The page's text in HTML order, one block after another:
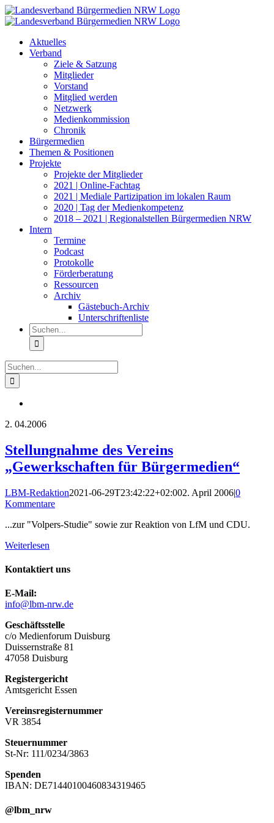
Zum
Inhalt
Aktuelles
Verband
Ziele & Satzung
Mitglieder
Vorstand
Mitglied werden
Netzwerk
Medienkommission
Chronik
Bürgermedien
Themen & Positionen
Projekte
Projekte der Mitglieder
2021 | Online-Fachtag
2021 | Mediale Partizipation im lokalen Raum
2020 | Tag der Medienkompetenz
2018 – 2021 | Regionalstellen Bürgermedien NRW
Intern
Termine
Podcast
Protokolle
Förderberatung
Ressourcen
Archiv
Gästebuch-Archiv
Unterschriftenliste
Suche
nach:
Suche
nach:
2. 04.2006
Stellungnahme des Vereins
„Gewerkschaften für Bürgermedien“
LBM-Redaktion2021-06-29T23:42:22+02:002. April 2006|0
Kommentare
...zur "Volpers-Studie" sowie zur Reaktion von LfM und CDU.
Weiterlesen
Kontaktiert uns
E-Mail:
info@lbm-nrw.de
Geschäftsstelle
c/o Medienforum Duisburg
Duissernstraße 81
47058 Duisburg
Registergericht
Amtsgericht Essen
Vereinsregisternummer
VR 3854
Steuernummer
St-Nr: 111/0234/3863
Spenden
IBAN: DE71440100460834319465
@lbm_nrw